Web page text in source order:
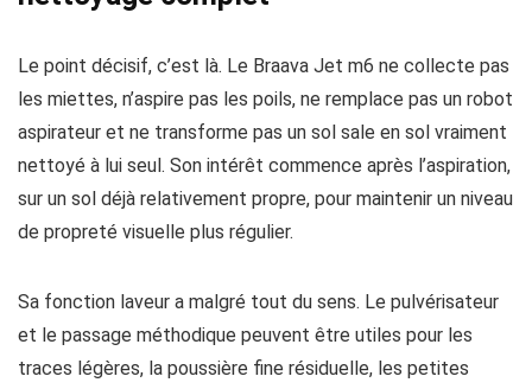
Le point décisif, c’est là. Le Braava Jet m6 ne collecte pas
les miettes, n’aspire pas les poils, ne remplace pas un robot
aspirateur et ne transforme pas un sol sale en sol vraiment
nettoyé à lui seul. Son intérêt commence après l’aspiration,
sur un sol déjà relativement propre, pour maintenir un niveau
de propreté visuelle plus régulier.
Sa fonction laveur a malgré tout du sens. Le pulvérisateur
et le passage méthodique peuvent être utiles pour les
traces légères, la poussière fine résiduelle, les petites